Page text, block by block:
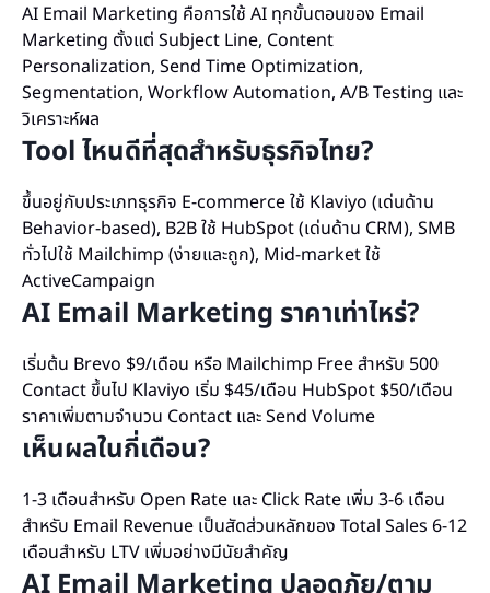
AI Email Marketing คือการใช้ AI ทุกขั้นตอนของ Email
Marketing ตั้งแต่ Subject Line, Content
Personalization, Send Time Optimization,
Segmentation, Workflow Automation, A/B Testing และ
วิเคราะห์ผล
Tool ไหนดีที่สุดสำหรับธุรกิจไทย?
ขึ้นอยู่กับประเภทธุรกิจ E-commerce ใช้ Klaviyo (เด่นด้าน
Behavior-based), B2B ใช้ HubSpot (เด่นด้าน CRM), SMB
ทั่วไปใช้ Mailchimp (ง่ายและถูก), Mid-market ใช้
ActiveCampaign
AI Email Marketing ราคาเท่าไหร่?
เริ่มต้น Brevo $9/เดือน หรือ Mailchimp Free สำหรับ 500
Contact ขึ้นไป Klaviyo เริ่ม $45/เดือน HubSpot $50/เดือน
ราคาเพิ่มตามจำนวน Contact และ Send Volume
เห็นผลในกี่เดือน?
1-3 เดือนสำหรับ Open Rate และ Click Rate เพิ่ม 3-6 เดือน
สำหรับ Email Revenue เป็นสัดส่วนหลักของ Total Sales 6-12
เดือนสำหรับ LTV เพิ่มอย่างมีนัยสำคัญ